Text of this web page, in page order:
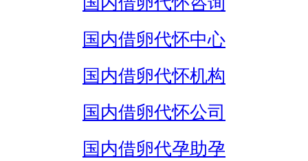
国内借卵代怀中心
国内借卵代怀机构
国内借卵代怀公司
国内借卵代孕助孕